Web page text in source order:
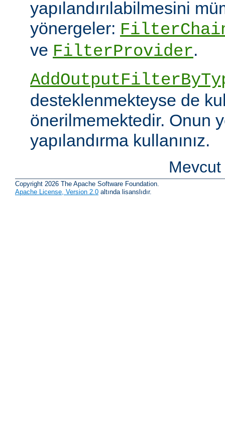
yapılandırılabilmesini
yönergeler:
ve FilterProvider.
desteklenmekteyse de
önerilmemektedir. Onun
yapılandırma kullanınız.
Copyright 2026 The Apache Software Foundation.
Apache License, Version 2.0 altında lisanslıdır.